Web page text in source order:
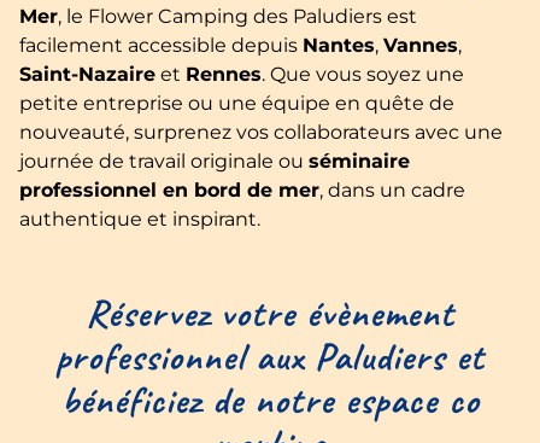
Mer, le Flower Camping des Paludiers est
facilement accessible depuis Nantes, Vannes,
Saint-Nazaire et Rennes. Que vous soyez une
petite entreprise ou une équipe en quête de
nouveauté, surprenez vos collaborateurs avec une
journée de travail originale ou séminaire
professionnel en bord de mer, dans un cadre
authentique et inspirant.
Réservez votre évènement
professionnel aux Paludiers et
bénéficiez de notre espace co